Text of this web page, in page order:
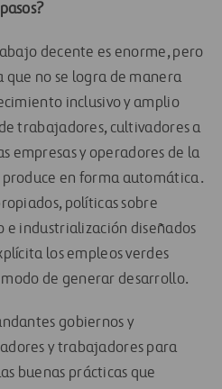
decente es enorme, pero
que no se logra de manera
inclusivo y amplio
trabajadores, cultivadores a
empresas y operadores de la
en forma automática.
políticas sobre
e industrialización diseñados
los empleos verdes
de generar desarrollo.
gobiernos y
y trabajadores para
buenas prácticas que